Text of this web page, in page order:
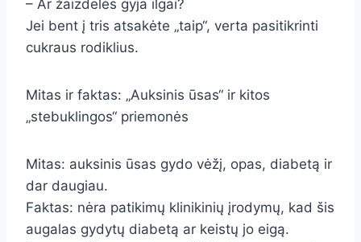
– Ar žaizdelės gyja ilgai?
Jei bent į tris atsakėte „taip“, verta pasitikrinti
cukraus rodiklius.
Mitas ir faktas: „Auksinis ūsas“ ir kitos
„stebuklingos“ priemonės
Mitas: auksinis ūsas gydo vėžį, opas, diabetą ir
dar daugiau.
Faktas: nėra patikimų klinikinių įrodymų, kad šis
augalas gydytų diabetą ar keistų jo eigą.